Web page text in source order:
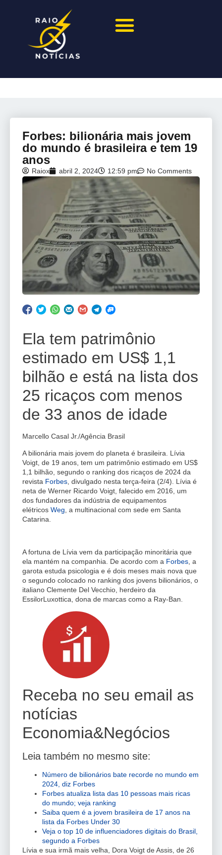
Forbes: bilionária mais jovem
do mundo é brasileira e tem 19
anos
Raiox abril 2, 2024 12:59 pm No Comments
Ela tem patrimônio
estimado em US$ 1,1
bilhão e está na lista dos
25 ricaços com menos
de 33 anos de idade
Marcello Casal Jr./Agência Brasil
A bilionária mais jovem do planeta é brasileira. Lívia
Voigt, de 19 anos, tem um patrimônio estimado em US$
1,1 bilhão, segundo o ranking dos ricaços de 2024 da
revista Forbes , divulgado nesta terça-feira (2/4). Lívia é
neta de Werner Ricardo Voigt, falecido em 2016, um
dos fundadores da indústria de equipamentos
elétricos Weg , a multinacional com sede em Santa
Catarina.
A fortuna de Lívia vem da participação minoritária que
ela mantém na companhia. De acordo com a Forbes , a
garota estuda psicologia e é dois meses mais nova que
o segundo colocado no ranking dos jovens bilionários, o
italiano Clemente Del Vecchio, herdeiro da
EssilorLuxottica, dona de marcas como a Ray-Ban.
Receba no seu email as
notícias
Economia&Negócios
Leia também no mesmo site:
Número de bilionários bate recorde no mundo em
2024, diz Forbes
Forbes atualiza lista das 10 pessoas mais ricas
do mundo; veja ranking
Saiba quem é a jovem brasileira de 17 anos na
lista da Forbes Under 30
Veja o top 10 de influenciadores digitais do Brasil,
segundo a Forbes
Lívia e sua irmã mais velha, Dora Voigt de Assis, de 26